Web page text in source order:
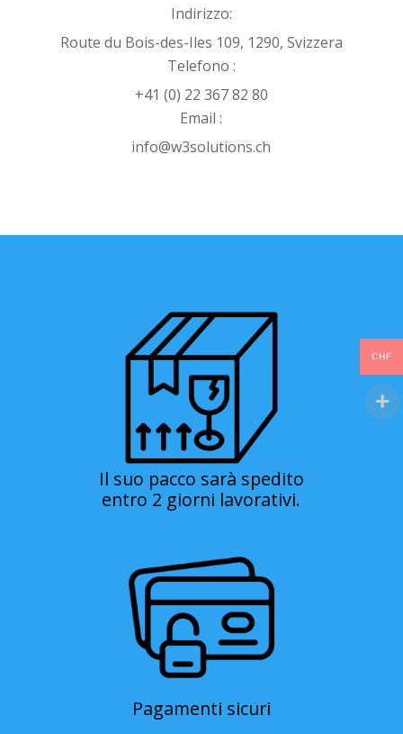
Indirizzo:
Route du Bois-des-Iles 109, 1290, Svizzera
Telefono :
+41 (0) 22 367 82 80
Email :
info@w3solutions.ch
Il suo pacco sarà spedito
entro 2 giorni lavorativi.
Pagamenti sicuri
CHF